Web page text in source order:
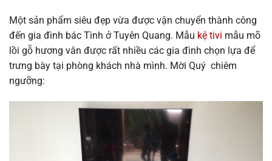
Một sản phẩm siêu đẹp vừa được vận chuyển thành công
đến gia đình bác Tình ở Tuyên Quang. Mẫu kệ tivi mẫu mõ
lồi gỗ hương vân được rất nhiều các gia đình chọn lựa để
trưng bày tại phòng khách nhà mình. Mời Quý chiêm
ngưỡng: